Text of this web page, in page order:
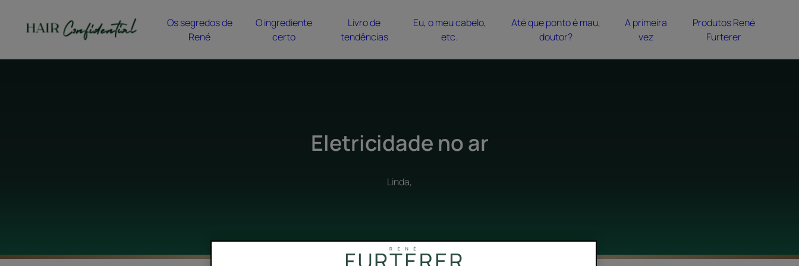
Os segredos de
René
O ingrediente
certo
Livro de
tendências
Eu, o meu cabelo,
etc.
Até que ponto é mau,
doutor?
A primeira
vez
Produtos René
Furterer
Eletricidade no ar
Linda,